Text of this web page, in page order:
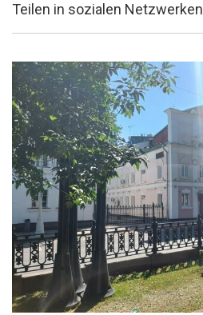
Teilen in sozialen Netzwerken